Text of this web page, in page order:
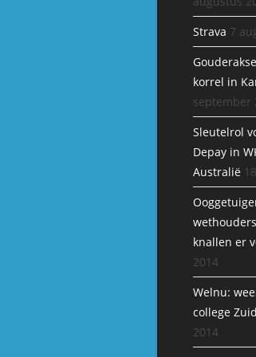
Strava 7
korrel in
september
Sleutelrol
Depay in
Australië
knallen er
2014
Welnu:
college
2014